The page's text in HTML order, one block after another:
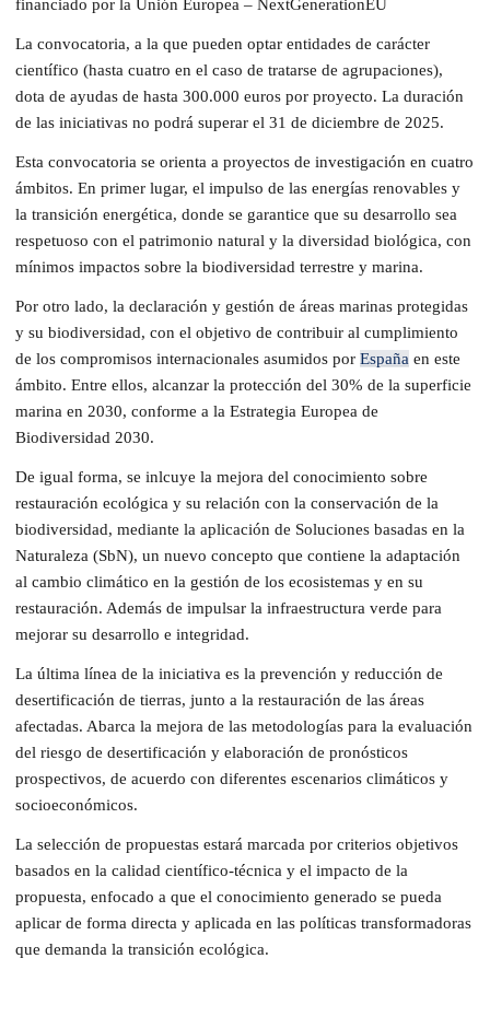
financiado por la Unión Europea – NextGenerationEU
La convocatoria, a la que pueden optar entidades de carácter
científico (hasta cuatro en el caso de tratarse de agrupaciones),
dota de ayudas de hasta 300.000 euros por proyecto. La duración
de las iniciativas no podrá superar el 31 de diciembre de 2025.
Esta convocatoria se orienta a proyectos de investigación en cuatro
ámbitos. En primer lugar, el impulso de las energías renovables y
la transición energética, donde se garantice que su desarrollo sea
respetuoso con el patrimonio natural y la diversidad biológica, con
mínimos impactos sobre la biodiversidad terrestre y marina.
Por otro lado, la declaración y gestión de áreas marinas protegidas
y su biodiversidad, con el objetivo de contribuir al cumplimiento
de los compromisos internacionales asumidos por España en este
ámbito. Entre ellos, alcanzar la protección del 30% de la superficie
marina en 2030, conforme a la Estrategia Europea de
Biodiversidad 2030.
De igual forma, se inlcuye la mejora del conocimiento sobre
restauración ecológica y su relación con la conservación de la
biodiversidad, mediante la aplicación de Soluciones basadas en la
Naturaleza (SbN), un nuevo concepto que contiene la adaptación
al cambio climático en la gestión de los ecosistemas y en su
restauración. Además de impulsar la infraestructura verde para
mejorar su desarrollo e integridad.
La última línea de la iniciativa es la prevención y reducción de
desertificación de tierras, junto a la restauración de las áreas
afectadas. Abarca la mejora de las metodologías para la evaluación
del riesgo de desertificación y elaboración de pronósticos
prospectivos, de acuerdo con diferentes escenarios climáticos y
socioeconómicos.
La selección de propuestas estará marcada por criterios objetivos
basados en la calidad científico-técnica y el impacto de la
propuesta, enfocado a que el conocimiento generado se pueda
aplicar de forma directa y aplicada en las políticas transformadoras
que demanda la transición ecológica.